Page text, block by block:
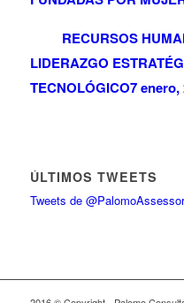
RECURSOS
LIDERAZGO
TECNOLÓGICO7 enero,
ÚLTIMOS TWEETS
Tweets de